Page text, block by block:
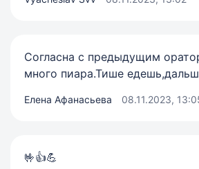
Согласна с предыдущим
много пиара.Тише
Елена Афанасьева 08.11.2023,
🤟👍💪